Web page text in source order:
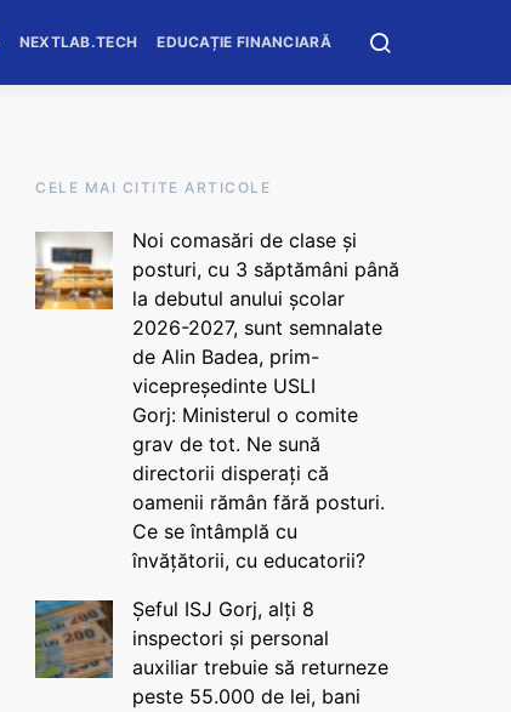
NEXTLAB.TECH EDUCAȚIE FINANCIARĂ
CELE MAI CITITE ARTICOLE
Noi comasări de clase și
posturi, cu 3 săptămâni până
la debutul anului școlar
2026-2027, sunt semnalate
de Alin Badea, prim-
vicepreședinte USLI
Gorj: Ministerul o comite
grav de tot. Ne sună
directorii disperați că
oamenii rămân fără posturi.
Ce se întâmplă cu
învățătorii, cu educatorii?
Șeful ISJ Gorj, alți 8
inspectori și personal
auxiliar trebuie să returneze
peste 55.000 de lei, bani